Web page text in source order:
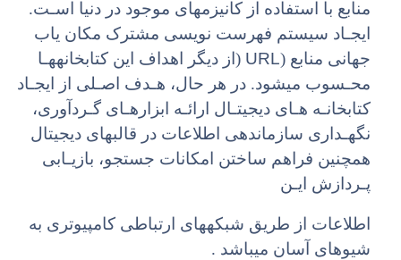
منابع با استفاده از کانیزمهای موجود در دنیا اسـت.
ایجـاد سیستم فهرست نویسی مشترک مکان یاب
جهانی منابع (URL (از دیگر اهداف این کتابخانههـا
محـسوب میشود. در هر حال، هـدف اصـلی از ایجـاد
کتابخانـه هـای دیجیتـال ارائـه ابزارهـای گـردآوری،
نگهـداری سازماندهی اطلاعات در قالبهای دیجیتال
همچنین فراهم ساختن امکانات جستجو، بازیـابی
پـردازش ایـن
اطلاعات از طریق شبکههای ارتباطی کامپیوتری به
شیوهای آسان میباشد .